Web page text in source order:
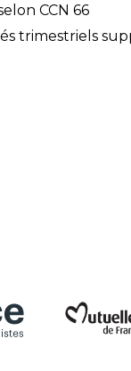
CCN 66
trimestriels